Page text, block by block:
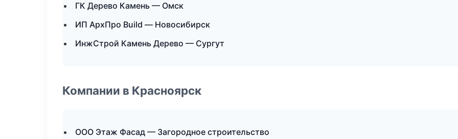
ГК Дерево Камень — Омск
ИП АрхПро Build — Новосибирск
ИнжСтрой Камень Дерево — Сургут
Компании в Красноярск
ООО Этаж Фасад — Загородное строительство